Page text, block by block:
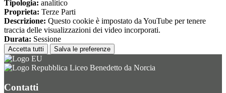
Tipologia: analitico
Proprieta: Terze Parti
Descrizione: Questo cookie è impostato da YouTube per tenere
traccia delle visualizzazioni dei video incorporati.
Durata: Sessione
Accetta tutti Salva le preferenze
Liceo Benedetto da Norcia
Contatti